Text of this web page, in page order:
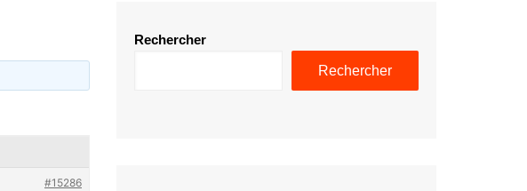
#15286
Rechercher
Rechercher